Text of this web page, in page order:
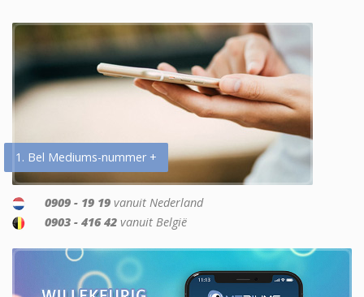
1. Bel Mediums-nummer +
0909 - 19 19 vanuit Nederland
0903 - 416 42 vanuit België